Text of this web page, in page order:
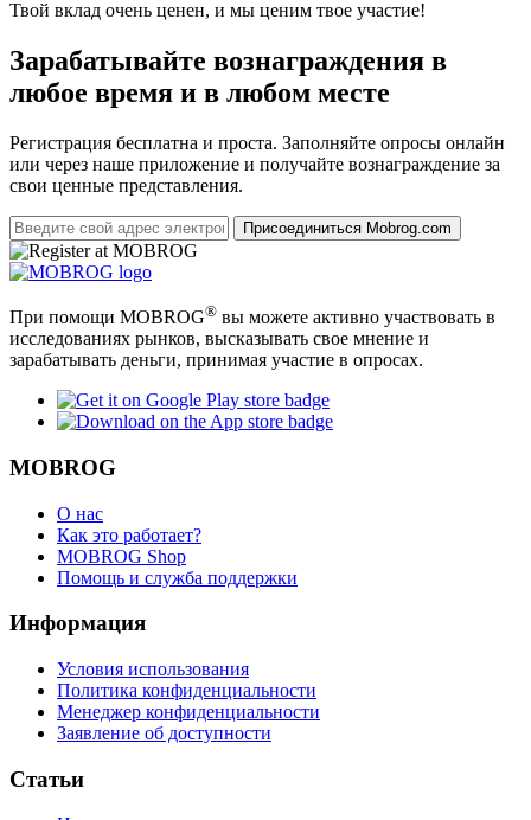
Твой вклад очень ценен, и мы ценим твое участие!
Зарабатывайте вознаграждения в
любое время и в любом месте
Регистрация бесплатна и проста. Заполняйте опросы онлайн
или через наше приложение и получайте вознаграждение за
свои ценные представления.
Присоединиться Mobrog.com
При помощи MOBROG® вы можете активно участвовать в
исследованиях рынков, высказывать свое мнение и
зарабатывать деньги, принимая участие в опросах.
MOBROG
О нас
Как это работает?
MOBROG Shop
Помощь и служба поддержки
Информация
Условия использования
Политика конфиденциальности
Менеджер конфиденциальности
Заявление об доступности
Статьи